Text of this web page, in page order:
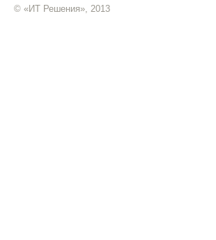
© «ИТ Решения», 2013